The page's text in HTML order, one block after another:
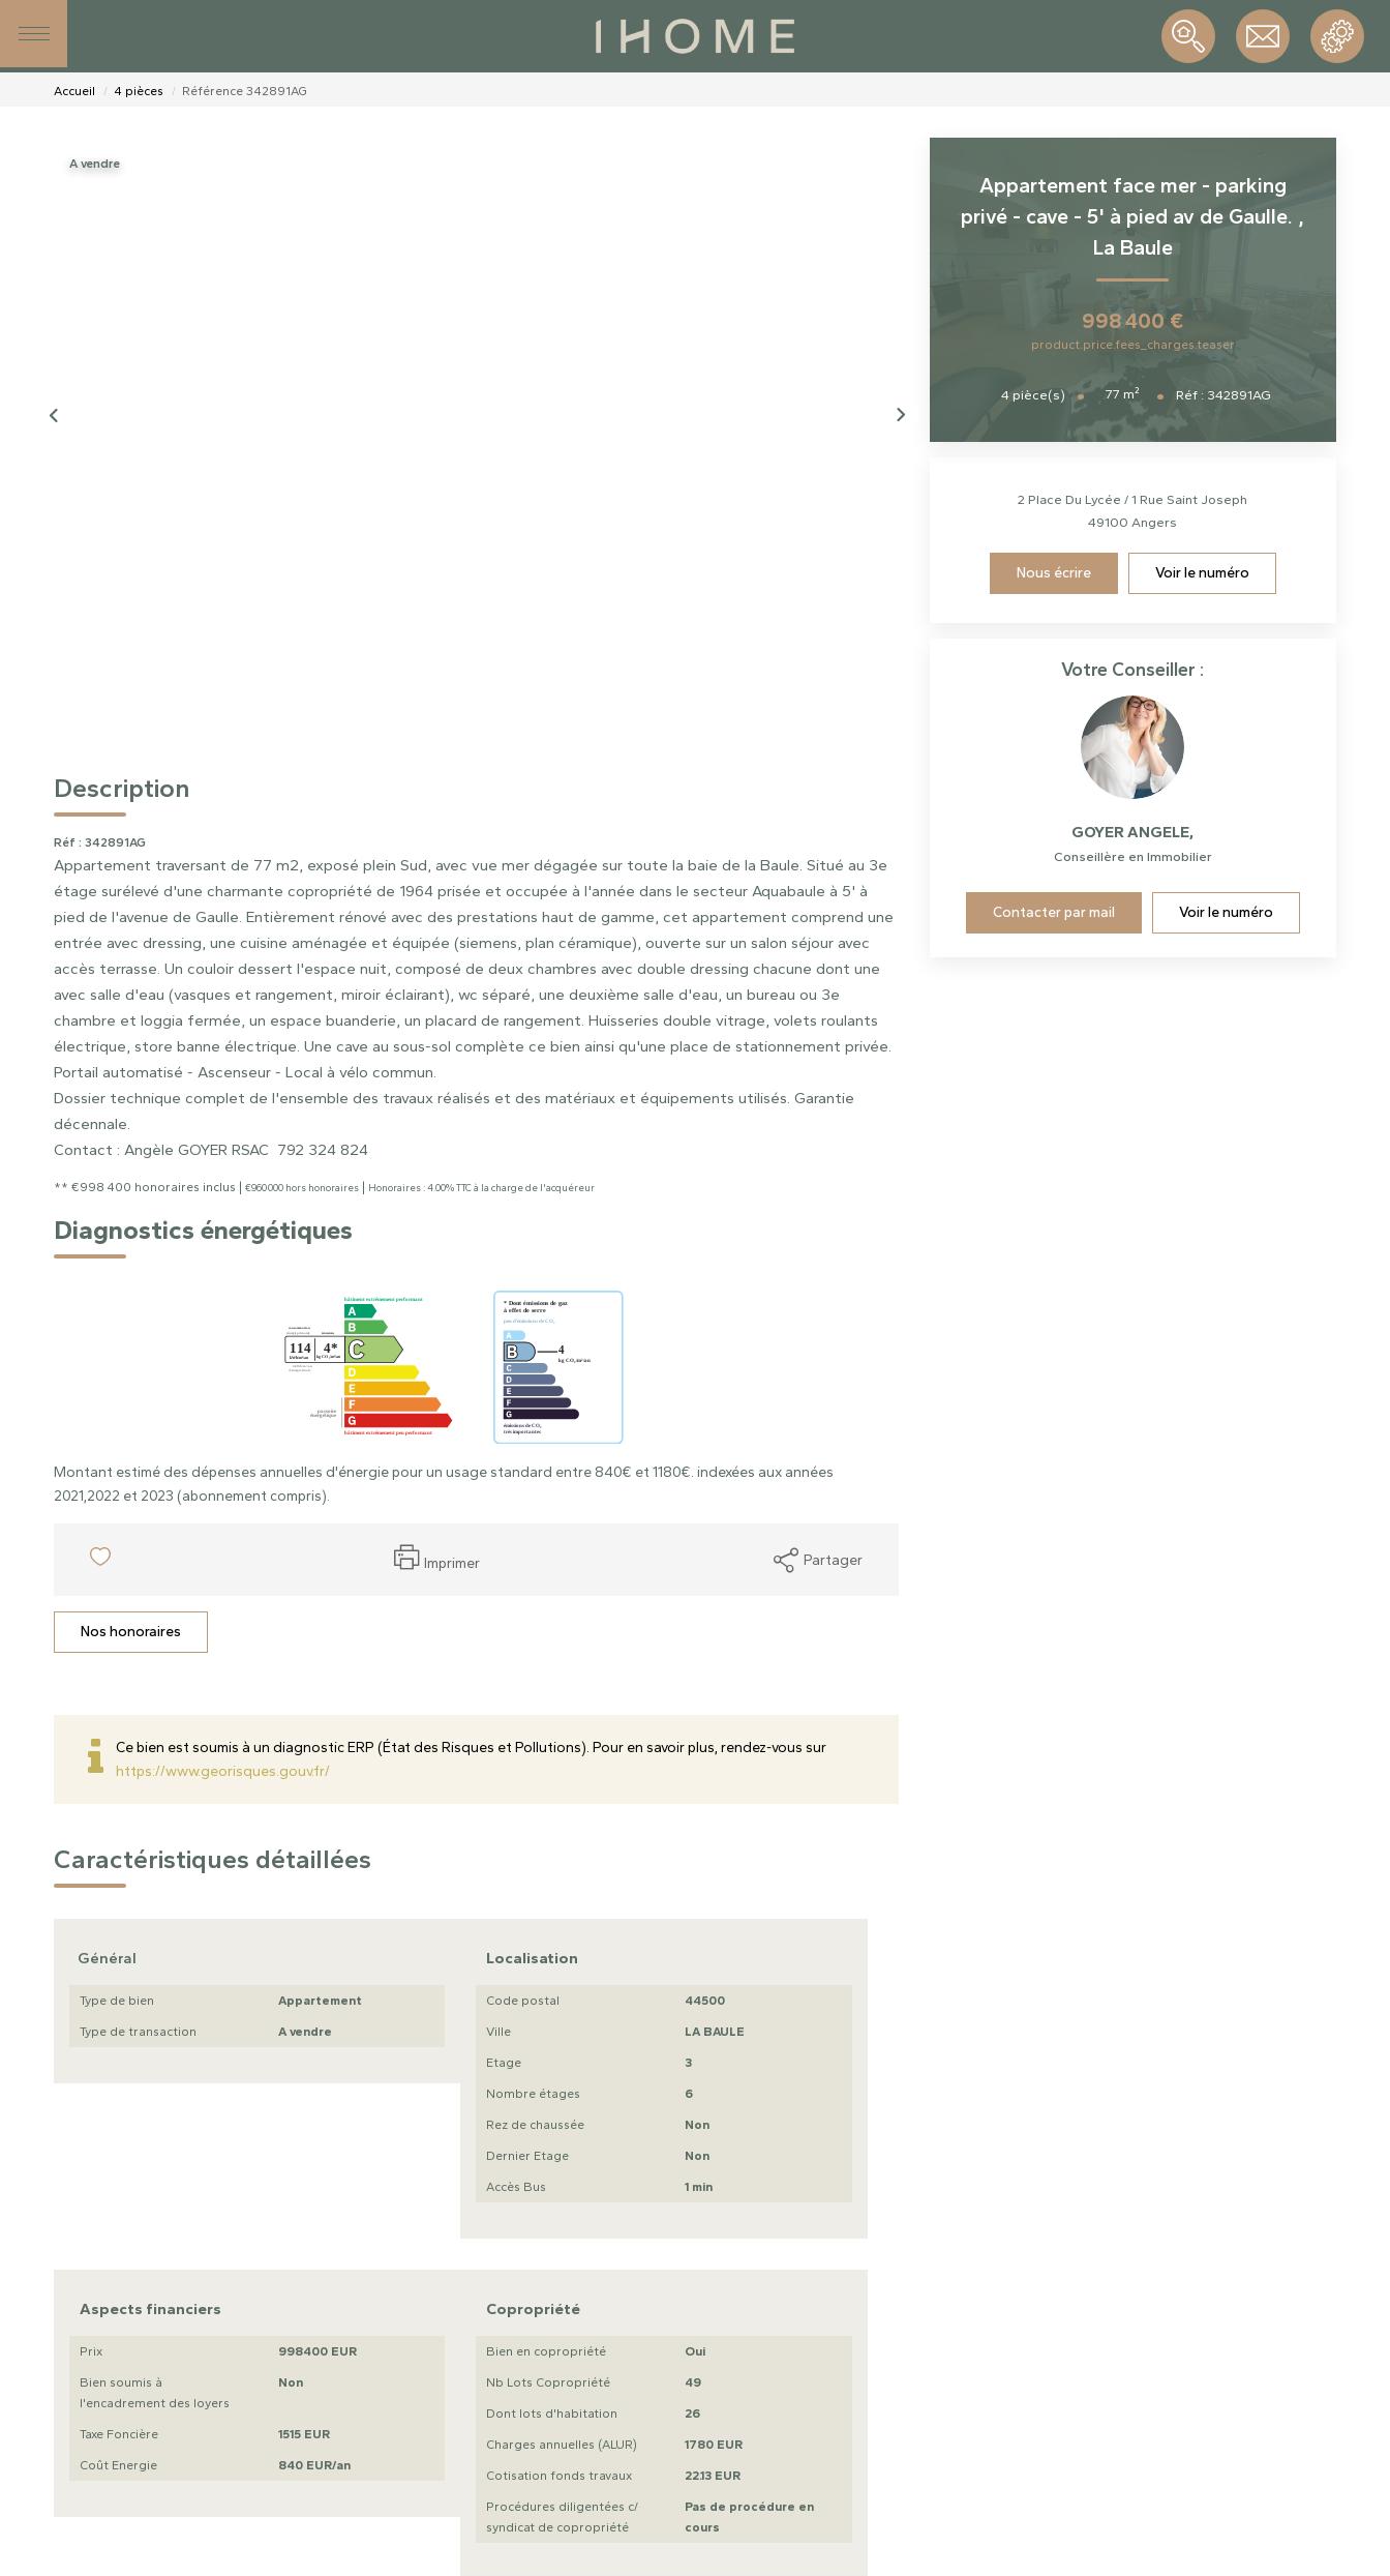
SIMULATEURS
Accueil 4 pièces Référence 342891AG
A vendre
Description
Réf : 342891AG
Appartement traversant de 77 m2, exposé plein Sud, avec vue mer dégagée sur toute la baie de la Baule. Situé au 3e
étage surélevé d'une charmante copropriété de 1964 prisée et occupée à l'année dans le secteur Aquabaule à 5' à
pied de l'avenue de Gaulle. Entièrement rénové avec des prestations haut de gamme, cet appartement comprend une
entrée avec dressing, une cuisine aménagée et équipée (siemens, plan céramique), ouverte sur un salon séjour avec
accès terrasse. Un couloir dessert l'espace nuit, composé de deux chambres avec double dressing chacune dont une
avec salle d'eau (vasques et rangement, miroir éclairant), wc séparé, une deuxième salle d'eau, un bureau ou 3e
chambre et loggia fermée, un espace buanderie, un placard de rangement. Huisseries double vitrage, volets roulants
électrique, store banne électrique. Une cave au sous-sol complète ce bien ainsi qu'une place de stationnement privée.
Portail automatisé - Ascenseur - Local à vélo commun.
Dossier technique complet de l'ensemble des travaux réalisés et des matériaux et équipements utilisés. Garantie
décennale.
Contact : Angèle GOYER RSAC 792 324 824
** €998 400 honoraires inclus €960 000 hors honoraires Honoraires : 4.00% TTC à la charge de l'acquéreur
Diagnostics énergétiques
Montant estimé des dépenses annuelles d'énergie pour un usage standard entre 840€ et 1180€. indexées aux années
2021,2022 et 2023 (abonnement compris).
Imprimer Partager
Nos honoraires
Ce bien est soumis à un diagnostic ERP (État des Risques et Pollutions). Pour en savoir plus, rendez-vous sur
https://www.georisques.gouv.fr/
Caractéristiques détaillées
Général
Type de bien Appartement
Type de transaction A vendre
Localisation
Code postal 44500
Ville LA BAULE
Etage 3
Nombre étages 6
Rez de chaussée Non
Dernier Etage Non
Accès Bus 1 min
Aspects financiers
Prix 998400 EUR
Bien soumis à
l'encadrement des loyers
Non
Taxe Foncière 1515 EUR
Coût Energie 840 EUR/an
Copropriété
Bien en copropriété Oui
Nb Lots Copropriété 49
Dont lots d'habitation 26
Charges annuelles (ALUR) 1780 EUR
Cotisation fonds travaux 22.13 EUR
Procédures diligentées c/
syndicat de copropriété
Pas de procédure en
cours
Appartement face mer - parking
privé - cave - 5' à pied av de Gaulle. ,
La Baule
998 400 €
product.price.fees_charges.teaser
4 pièce(s) 77 m² Réf : 342891AG
2 Place Du Lycée / 1 Rue Saint Joseph
49100 Angers
Nous écrire Voir le numéro
Votre Conseiller :
GOYER ANGELE,
Conseillère en Immobilier
Contacter par mail Voir le numéro